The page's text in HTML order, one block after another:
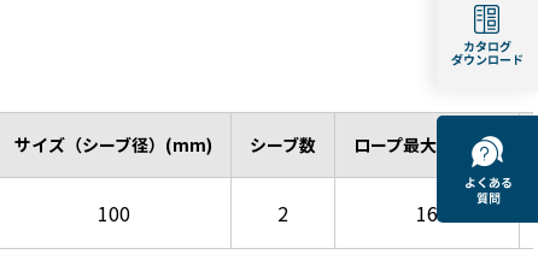
サイズ（シーブ径）(mm) シーブ数 ロープ最大径(mm)
100 2 16